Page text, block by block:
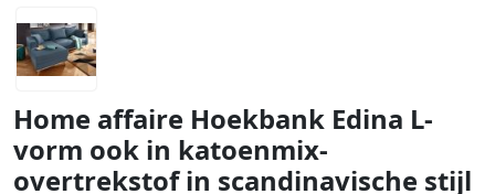
Home affaire Hoekbank Edina L-
vorm ook in katoenmix-
overtrekstof in scandinavische stijl